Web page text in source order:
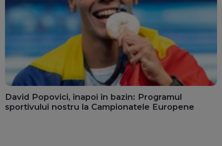
David Popovici, înapoi în bazin: Programul
sportivului nostru la Campionatele Europene